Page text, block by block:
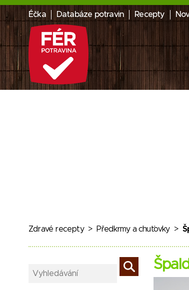
Éčka Databáze potravin Recepty
Zdravé recepty> Předkrmy a chuťovky>